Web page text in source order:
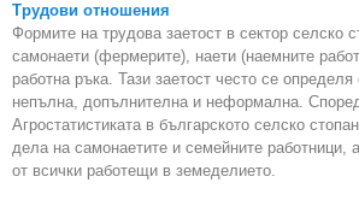
Трудови отношения
Формите на трудова заетост в сектор селско
самонаети (фермерите), наети (наемните
работна ръка. Тази заетост често се определя
непълна, допълнителна и неформална.
Агростатистиката в българското селско
дела на самонаетите и семейните работници,
от всички работещи в земеделието.